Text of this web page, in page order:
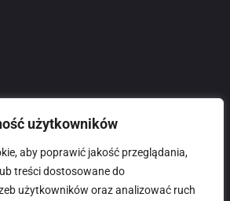
użytkowników
aby poprawić jakość przeglądania,
treści dostosowane do
użytkowników oraz analizować ruch